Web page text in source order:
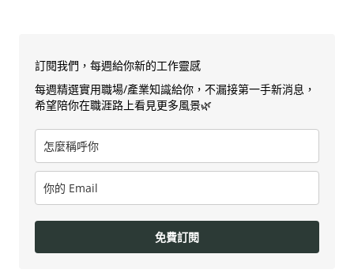
訂閱我們，每週給你新的工作靈感
每週精選實用職場/產業知識給你，不漏接第一手新消息，
希望陪你在職涯路上看見更多風景🌿
免費訂閱